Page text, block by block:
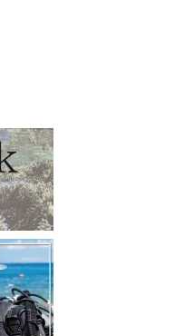
】
たい方へ
、その名も「水中世界」